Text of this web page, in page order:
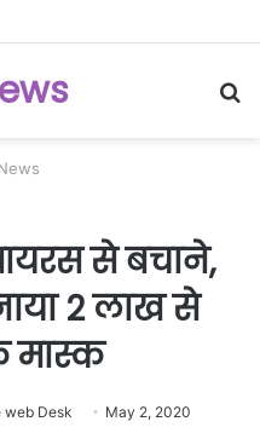
से बचाने,
2 लाख से
मास्क
Desk May 2, 2020